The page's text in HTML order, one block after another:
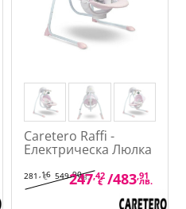
Caretero Raffi -
Електрическа Люлка
281 ,16
€ 549,90лв.
247,42
€ /483,91
лв.